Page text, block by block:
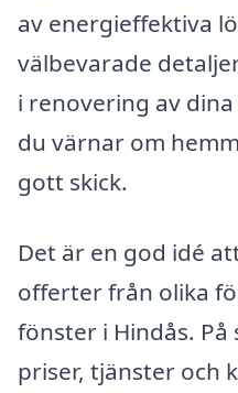
av energieffektiva
välbevarade
i renovering av
du värnar om
gott skick.
Det är en god idé
offerter från olika
fönster i Hindås.
priser, tjänster och